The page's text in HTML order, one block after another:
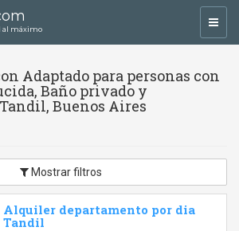
al máximo
Adaptado para personas con
Baño privado y
Buenos Aires
Mostrar filtros
Alquiler departamento por dia
Tandil